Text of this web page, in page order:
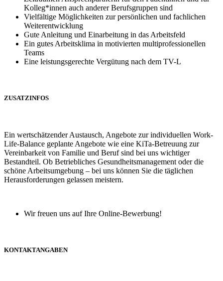
Kolleg*innen auch anderer Berufsgruppen sind
Vielfältige Möglichkeiten zur persönlichen und fachlichen
Weiterentwicklung
Gute Anleitung und Einarbeitung in das Arbeitsfeld
Ein gutes Arbeitsklima in motivierten multiprofessionellen
Teams
Eine leistungsgerechte Vergütung nach dem TV-L
ZUSATZINFOS
Ein wertschätzender Austausch, Angebote zur individuellen Work-
Life-Balance geplante Angebote wie eine KiTa-Betreuung zur
Vereinbarkeit von Familie und Beruf sind bei uns wichtiger
Bestandteil. Ob Betriebliches Gesundheitsmanagement oder die
schöne Arbeitsumgebung – bei uns können Sie die täglichen
Herausforderungen gelassen meistern.
Wir freuen uns auf Ihre Online-Bewerbung!
KONTAKTANGABEN